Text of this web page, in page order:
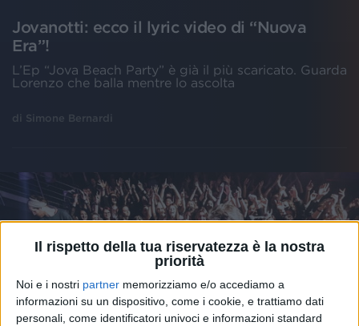
Il rispetto della tua riservatezza è la nostra
priorità
Noi e i nostri partner memorizziamo e/o accediamo a
informazioni su un dispositivo, come i cookie, e trattiamo dati
personali, come identificatori univoci e informazioni standard
Jovanotti: ecco il lyric video di “Nuova
Era”!
L’Ep “Jova Beach Party” è già il più scaricato. Guarda
Lorenzo che balla mentre lo ascolta
di Simone Bernardi